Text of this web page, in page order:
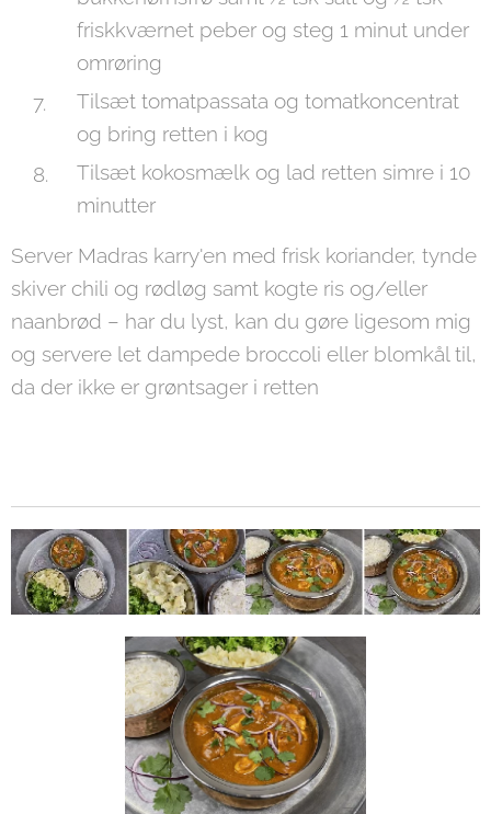
friskkværnet peber og steg 1 minut under
omrøring
Tilsæt tomatpassata og tomatkoncentrat
og bring retten i kog
Tilsæt kokosmælk og lad retten simre i 10
minutter
Server Madras karry'en med frisk koriander, tynde
skiver chili og rødløg samt kogte ris og/eller
naanbrød – har du lyst, kan du gøre ligesom mig
og servere let dampede broccoli eller blomkål til,
da der ikke er grøntsager i retten